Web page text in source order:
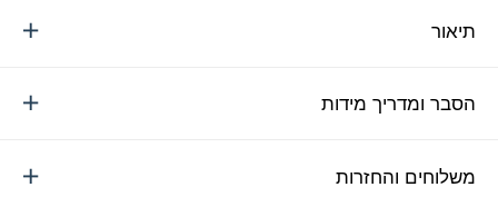
תיאור
הסבר ומדריך מידות
משלוחים והחזרות